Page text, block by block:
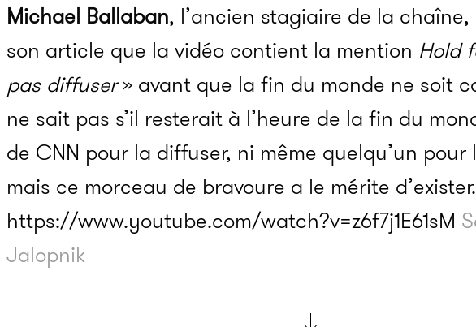
Michael Ballaban, l’ancien stagiaire de la chaîne,
son article que la vidéo contient la mention Hold
pas diffuser» avant que la fin du monde ne soit
ne sait pas s’il resterait à l’heure de la fin du
de CNN pour la diffuser, ni même quelqu’un pour
mais ce morceau de bravoure a le mérite d’exister.
https://www.youtube.com/watch?v=z6f7j1E61sM
Jalopnik